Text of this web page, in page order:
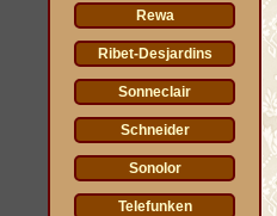
Rewa
Ribet-Desjardins
Sonneclair
Schneider
Sonolor
Telefunken